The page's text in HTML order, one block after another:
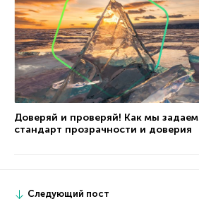
Доверяй и проверяй! Как мы задаем
стандарт прозрачности и доверия
Следующий пост